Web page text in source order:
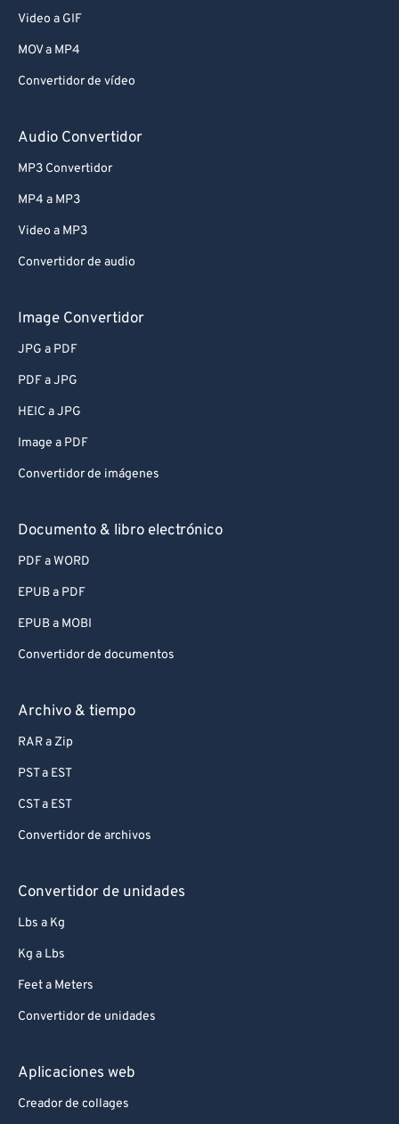
Video a GIF
MOV a MP4
Convertidor de vídeo
Audio Convertidor
MP3 Convertidor
MP4 a MP3
Video a MP3
Convertidor de audio
Image Convertidor
JPG a PDF
PDF a JPG
HEIC a JPG
Image a PDF
Convertidor de imágenes
Documento & libro electrónico
PDF a WORD
EPUB a PDF
EPUB a MOBI
Convertidor de documentos
Archivo & tiempo
RAR a Zip
PST a EST
CST a EST
Convertidor de archivos
Convertidor de unidades
Lbs a Kg
Kg a Lbs
Feet a Meters
Convertidor de unidades
Aplicaciones web
Creador de collages